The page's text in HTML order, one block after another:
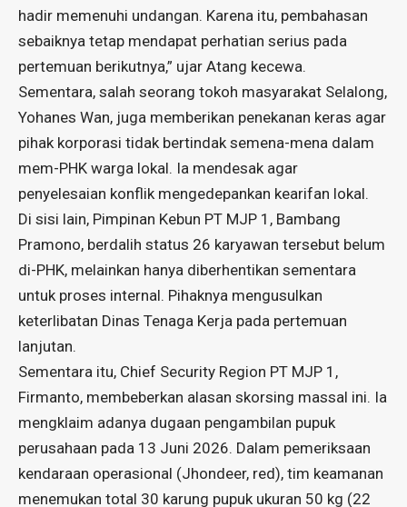
hadir memenuhi undangan. Karena itu, pembahasan
sebaiknya tetap mendapat perhatian serius pada
pertemuan berikutnya,” ujar Atang kecewa.
Sementara, ​salah seorang tokoh masyarakat Selalong,
Yohanes Wan, juga memberikan penekanan keras agar
pihak korporasi tidak bertindak semena-mena dalam
mem-PHK warga lokal. Ia mendesak agar
penyelesaian konflik mengedepankan kearifan lokal.
Di sisi lain, Pimpinan Kebun PT MJP 1, Bambang
Pramono, berdalih status 26 karyawan tersebut belum
di-PHK, melainkan hanya diberhentikan sementara
untuk proses internal. Pihaknya mengusulkan
keterlibatan Dinas Tenaga Kerja pada pertemuan
lanjutan.
Sementara itu, Chief Security Region PT MJP 1,
Firmanto, membeberkan alasan skorsing massal ini. Ia
mengklaim adanya dugaan pengambilan pupuk
perusahaan pada 13 Juni 2026. Dalam pemeriksaan
kendaraan operasional (Jhondeer, red), tim keamanan
menemukan total 30 karung pupuk ukuran 50 kg (22